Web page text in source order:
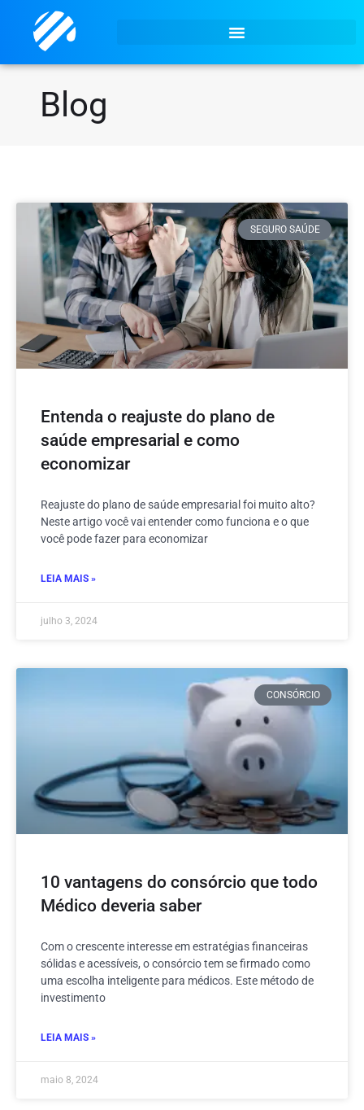
Blog
SEGURO SAÚDE
Entenda o reajuste do plano de
saúde empresarial e como
economizar
Reajuste do plano de saúde empresarial foi muito alto?
Neste artigo você vai entender como funciona e o que
você pode fazer para economizar
LEIA MAIS »
julho 3, 2024
CONSÓRCIO
10 vantagens do consórcio que todo
Médico deveria saber
Com o crescente interesse em estratégias financeiras
sólidas e acessíveis, o consórcio tem se firmado como
uma escolha inteligente para médicos. Este método de
investimento
LEIA MAIS »
maio 8, 2024